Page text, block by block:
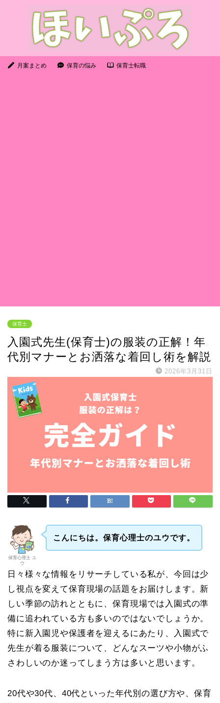
月案まとめ 保育の悩み 保育士転職
保育士
入園式先生(保育士)の服装の正解！年
代別マナーとお洒落な着回し術を解説
2026年3月31日
保育心理士 ユ
ウ
こんにちは。保育心理士のユウです。
日々様々な情報をリサーチしている私が、今回は少
し視点を変えて保育現場の話題をお届けします。新
しい季節の訪れとともに、保育現場では入園式の準
備に追われている方も多いのではないでしょうか。
特に新入園児や保護者を迎えるにあたり、入園式で
先生が着る服装について、どんなスーツや小物がふ
さわしいのか迷ってしまう方は多いと思います。
20代や30代、40代といった年代別の選び方や、保育